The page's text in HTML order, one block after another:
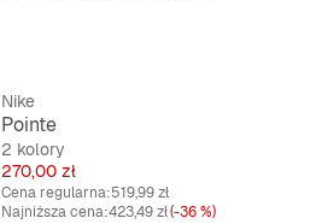
Nike
Pointe
2 kolory
Cena
270,00 zł
Cena regularna:519,99 zł
Najniższa cena:423,49 zł(-36 %)